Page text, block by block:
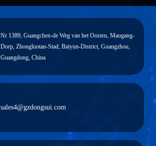
Nr 1389, Guangchen-de Weg van het Oosten, Maogang-
Dorp, Zhongluotan-Stad, Baiyun-District, Guangzhou,
Guangdong, China
sales4@gzdongsui.com